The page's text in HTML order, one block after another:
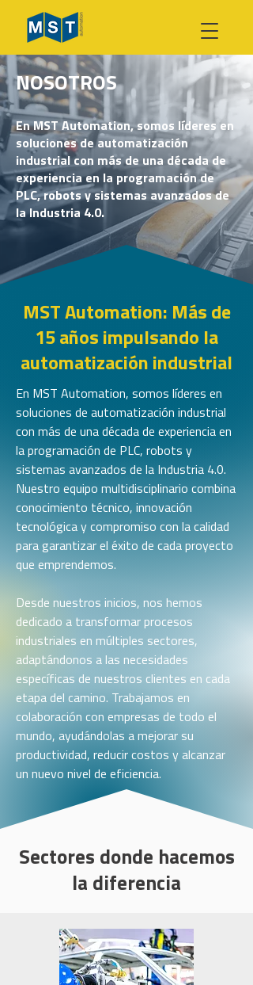
NOSOTROS
En MST Automation, somos líderes en
soluciones de automatización
industrial con más de una década de
experiencia en la programación de
PLC, robots y sistemas avanzados de
la Industria 4.0.
MST Automation: Más de
15 años impulsando la
automatización industrial
En MST Automation, somos líderes en
soluciones de automatización industrial
con más de una década de experiencia en
la programación de PLC, robots y
sistemas avanzados de la Industria 4.0.
Nuestro equipo multidisciplinario combina
conocimiento técnico, innovación
tecnológica y compromiso con la calidad
para garantizar el éxito de cada proyecto
que emprendemos.
Desde nuestros inicios, nos hemos
dedicado a transformar procesos
industriales en múltiples sectores,
adaptándonos a las necesidades
específicas de nuestros clientes en cada
etapa del camino. Trabajamos en
colaboración con empresas de todo el
mundo, ayudándolas a mejorar su
productividad, reducir costos y alcanzar
un nuevo nivel de eficiencia.
Sectores donde hacemos
la diferencia